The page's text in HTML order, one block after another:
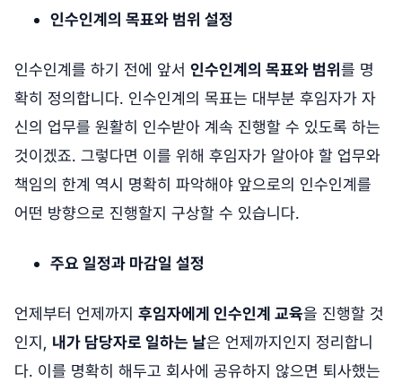
인수인계의 목표와 범위 설정
인수인계를 하기 전에 앞서 인수인계의 목표와 범위 를 명
확히 정의합니다. 인수인계의 목표는 대부분 후임자가 자
신의 업무를 원활히 인수받아 계속 진행할 수 있도록 하는
것이겠죠. 그렇다면 이를 위해 후임자가 알아야 할 업무와
책임의 한계 역시 명확히 파악해야 앞으로의 인수인계를
어떤 방향으로 진행할지 구상할 수 있습니다.
주요 일정과 마감일 설정
언제부터 언제까지 후임자에게 인수인계 교육을 진행할 것
인지, 내가 담당자로 일하는 날은 언제까지인지 정리합니
다. 이를 명확히 해두고 회사에 공유하지 않으면 퇴사했는